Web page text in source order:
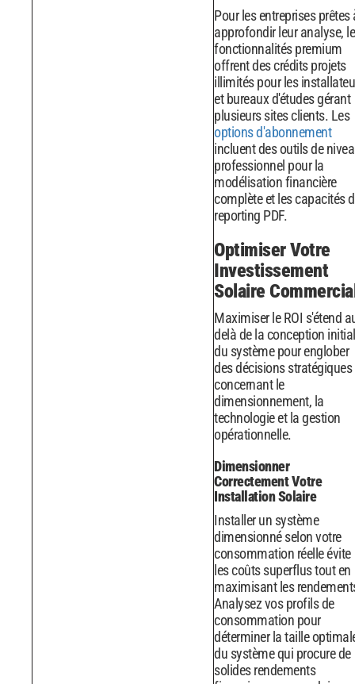
Pour les entreprises prêtes
approfondir leur analyse,
fonctionnalités premium
offrent des crédits projets
illimités pour les
et bureaux d'études gérant
plusieurs sites clients. Les
options d'abonnement
incluent des outils de
professionnel pour la
modélisation financière
complète et les capacités
reporting PDF.
Optimiser Votre
Investissement
Solaire
Maximiser le ROI s'étend
delà de la conception
du système pour englober
des décisions stratégiques
concernant le
dimensionnement, la
technologie et la gestion
opérationnelle.
Dimensionner
Correctement Votre
Installation Solaire
Installer un système
dimensionné selon votre
consommation réelle évite
les coûts superflus tout en
maximisant les
Analysez vos profils de
consommation pour
déterminer la taille
du système qui procure de
solides rendements